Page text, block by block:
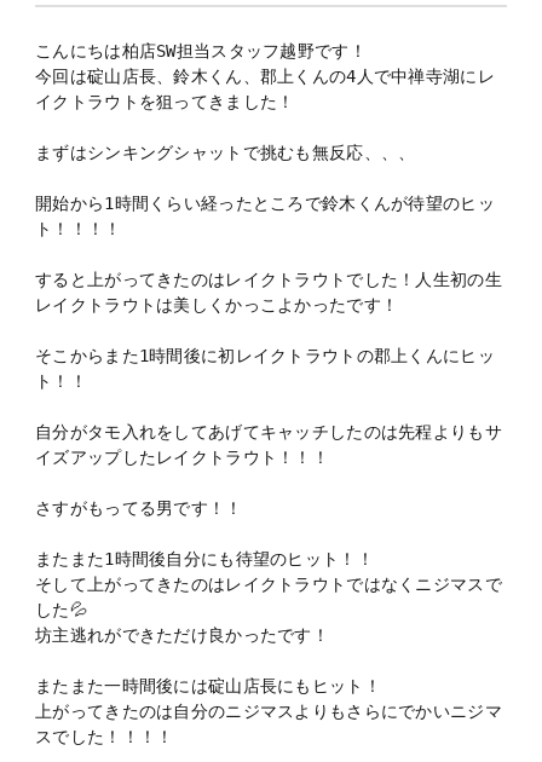
こんにちは柏店SW担当スタッフ越野です！
今回は碇山店長、鈴木くん、郡上くんの4人で中禅寺湖にレ
イクトラウトを狙ってきました！
まずはシンキングシャットで挑むも無反応、、、
開始から1時間くらい経ったところで鈴木くんが待望のヒッ
ト！！！！
すると上がってきたのはレイクトラウトでした！人生初の生
レイクトラウトは美しくかっこよかったです！
そこからまた1時間後に初レイクトラウトの郡上くんにヒッ
ト！！
自分がタモ入れをしてあげてキャッチしたのは先程よりもサ
イズアップしたレイクトラウト！！！
さすがもってる男です！！
またまた1時間後自分にも待望のヒット！！
そして上がってきたのはレイクトラウトではなくニジマスで
した💦
坊主逃れができただけ良かったです！
またまた一時間後には碇山店長にもヒット！
上がってきたのは自分のニジマスよりもさらにでかいニジマ
スでした！！！！